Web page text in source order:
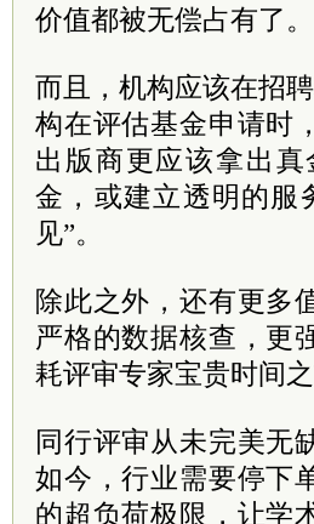
价值都被无偿占有了。
而且，机构应该在招
构在评估基金申请时
出版商更应该拿出
金，或建立透明的服
见”。
除此之外，还有更多
严格的数据核查，更
耗评审专家宝贵时间
同行评审从未完美无
如今，行业需要停下
的超负荷极限，让学